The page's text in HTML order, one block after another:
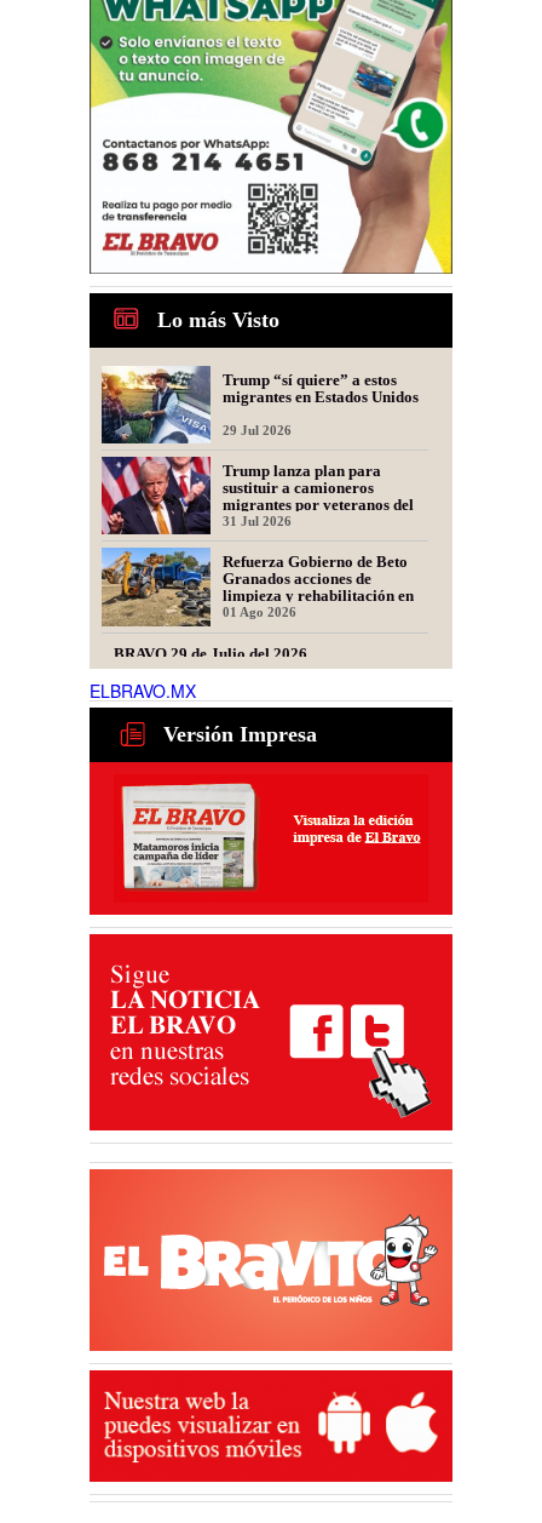
Lo más Visto
Trump “sí quiere” a estos
migrantes en Estados Unidos
29 Jul 2026
Trump lanza plan para
sustituir a camioneros
migrantes por veteranos del
Ejército
31 Jul 2026
Refuerza Gobierno de Beto
Granados acciones de
limpieza y rehabilitación en
Los Presidentes
01 Ago 2026
BRAVO 29 de Julio del 2026
29 Jul 2026
Tamaulipas alista nuevo plan
31 Jul 2026
ELBRAVO.MX
Versión Impresa